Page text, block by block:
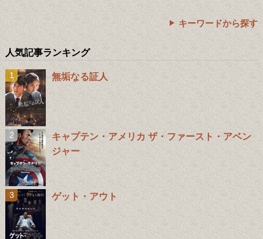
キーワードから探す
人気記事ランキング
無垢なる証人
キャプテン・アメリカ ザ・ファースト・アベン
ジャー
ゲット・アウト